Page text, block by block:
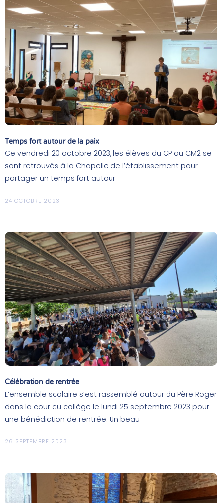
Temps fort autour de la paix
Ce vendredi 20 octobre 2023, les élèves du CP au CM2 se
sont retrouvés à la Chapelle de l’établissement pour
partager un temps fort autour
24 OCTOBRE 2023
Célébration de rentrée
L’ensemble scolaire s’est rassemblé autour du Père Roger
dans la cour du collège le lundi 25 septembre 2023 pour
une bénédiction de rentrée. Un beau
26 SEPTEMBRE 2023